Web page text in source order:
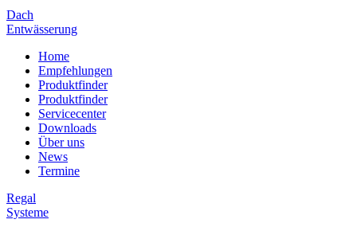
Dach
Entwässerung
Home
Empfehlungen
Produktfinder
Produktfinder
Servicecenter
Downloads
Über uns
News
Termine
Regal
Systeme